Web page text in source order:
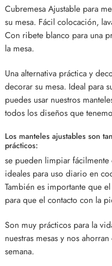
Cubremesa Ajustable para
su mesa. Fácil colocación,
Con ribete blanco para una
la mesa.
Una alternativa práctica y
decorar su mesa. Ideal para
puedes usar nuestros
todos los diseños que
Los manteles ajustables son
prácticos:
se pueden limpiar
ideales para uso diario en
También es importante que
para que el contacto con la
Son muy prácticos para la
nuestras mesas y nos
semana.